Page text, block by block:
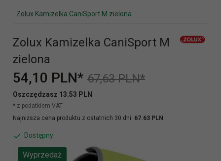
Zolux Kamizelka CaniSport M zielona
Zolux Kamizelka CaniSport M
zielona
54,10 PLN* 67,63 PLN*
Oszczędzasz 13.53 PLN
* z podatkiem VAT
Najniższa cena produktu z ostatnich 30 dni: 67.63 PLN
Dostępny
Wyprzedaż